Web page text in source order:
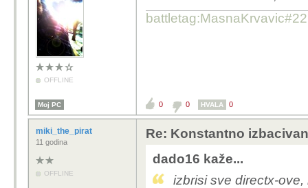
OFFLINE
Moj PC 0 0 HVALA 0
miki_the_pirat
11 godina
OFFLINE
Re: Konstantno
dado16 kaže...
izbrisi sve directx-